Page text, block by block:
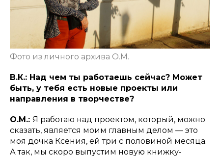
Фото из личного архива О.М.
В.К.: Над чем ты работаешь сейчас? Может
быть, у тебя есть новые проекты или
направления в творчестве?
О.М.: Я работаю над проектом, который, можно
сказать, является моим главным делом — это
моя дочка Ксения, ей три с половиной месяца.
А так, мы скоро выпустим новую книжку-